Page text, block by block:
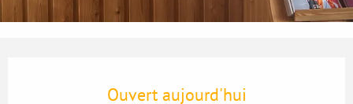
Ouvert aujourd'hui